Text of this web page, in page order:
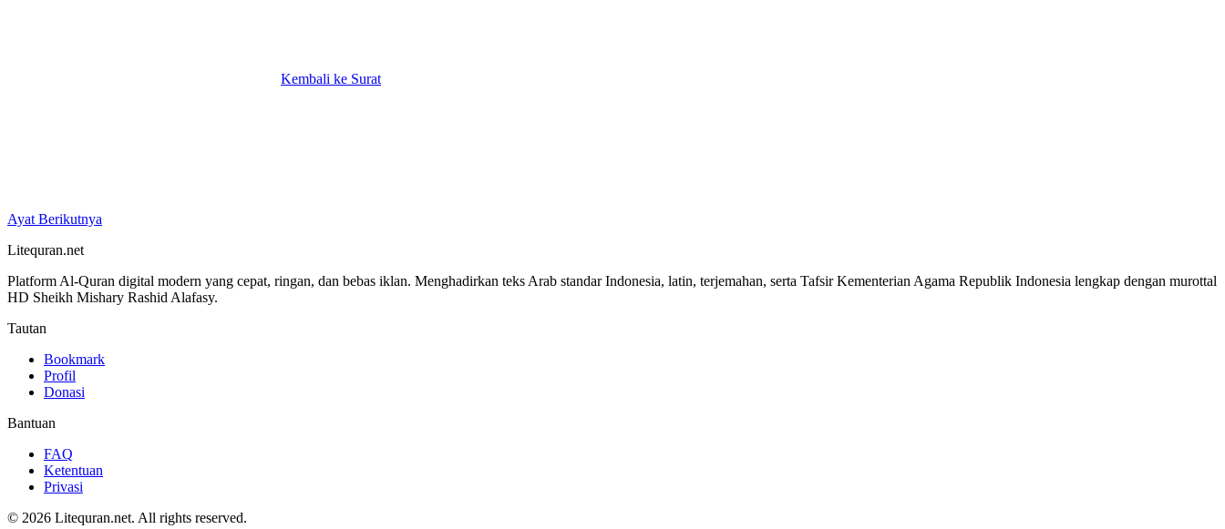
Kembali ke Surat
Ayat Berikutnya
Litequran.net
Platform Al-Quran digital modern yang cepat, ringan, dan bebas iklan. Menghadirkan teks Arab standar Indonesia, latin, terjemahan, serta Tafsir Kementerian Agama Republik Indonesia lengkap dengan murottal
HD Sheikh Mishary Rashid Alafasy.
Tautan
Bookmark
Profil
Donasi
Bantuan
FAQ
Ketentuan
Privasi
© 2026 Litequran.net. All rights reserved.